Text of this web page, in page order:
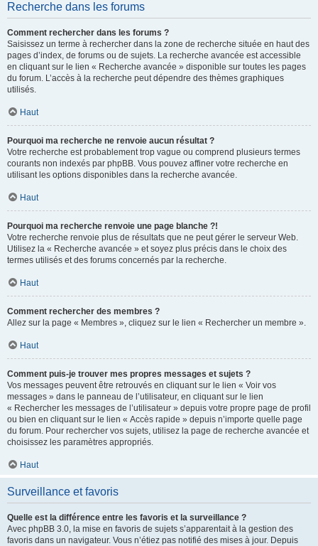
Recherche dans les forums
Comment rechercher dans les forums ?
Saisissez un terme à rechercher dans la zone de recherche située en haut des
pages d’index, de forums ou de sujets. La recherche avancée est accessible
en cliquant sur le lien « Recherche avancée » disponible sur toutes les pages
du forum. L’accès à la recherche peut dépendre des thèmes graphiques
utilisés.
Haut
Pourquoi ma recherche ne renvoie aucun résultat ?
Votre recherche est probablement trop vague ou comprend plusieurs termes
courants non indexés par phpBB. Vous pouvez affiner votre recherche en
utilisant les options disponibles dans la recherche avancée.
Haut
Pourquoi ma recherche renvoie une page blanche ?!
Votre recherche renvoie plus de résultats que ne peut gérer le serveur Web.
Utilisez la « Recherche avancée » et soyez plus précis dans le choix des
termes utilisés et des forums concernés par la recherche.
Haut
Comment rechercher des membres ?
Allez sur la page « Membres », cliquez sur le lien « Rechercher un membre ».
Haut
Comment puis-je trouver mes propres messages et sujets ?
Vos messages peuvent être retrouvés en cliquant sur le lien « Voir vos
messages » dans le panneau de l’utilisateur, en cliquant sur le lien
« Rechercher les messages de l’utilisateur » depuis votre propre page de profil
ou bien en cliquant sur le lien « Accès rapide » depuis n’importe quelle page
du forum. Pour rechercher vos sujets, utilisez la page de recherche avancée et
choisissez les paramètres appropriés.
Haut
Surveillance et favoris
Quelle est la différence entre les favoris et la surveillance ?
Avec phpBB 3.0, la mise en favoris de sujets s’apparentait à la gestion des
favoris dans un navigateur. Vous n’étiez pas notifié des mises à jour. Depuis